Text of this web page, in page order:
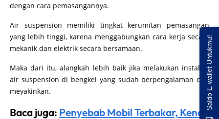
dengan cara pemasangannya.
Air suspension memiliki tingkat kerumitan pemasangan
yang lebih tinggi, karena menggabungkan cara kerja secara
mekanik dan elektrik secara bersamaan.
Maka dari itu, alangkah lebih baik jika melakukan instalasi
air suspension di bengkel yang sudah berpengalaman dan
meyakinkan.
Baca juga: Penyebab Mobil Terbakar, Kenali
Saldo E-wallet Untukmu!